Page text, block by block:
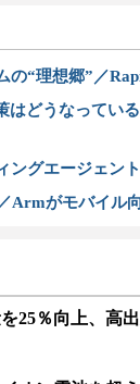
の“理想郷”／
はどうなってい
グエージェン
Armがモバイル
25％向上、高